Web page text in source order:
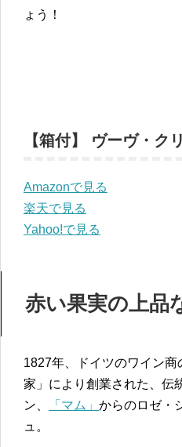
ょう！
【箱付】 ヴーヴ・ク
Amazonで見る
楽天で見る
Yahoo!で見る
赤い果実の上品
1827年、ドイツのワイン商
家」により創業された、伝
ン、
「マム」 からのロゼ・
ュ。